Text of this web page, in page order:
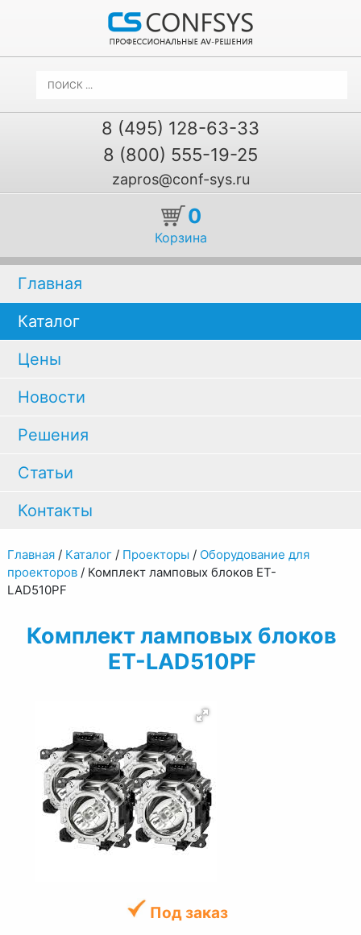
8 (495) 128-63-33
8 (800) 555-19-25
zapros@conf-sys.ru
0
Корзина
Главная
Каталог
Цены
Новости
Решения
Статьи
Контакты
Главная/ Каталог/ Проекторы / Оборудование для
проекторов/ Комплект ламповых блоков ET-
LAD510PF
Комплект ламповых блоков
ET-LAD510PF
Под заказ